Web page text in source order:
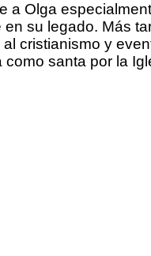
a Olga
en su legado. Más
cristianismo y
como santa por la